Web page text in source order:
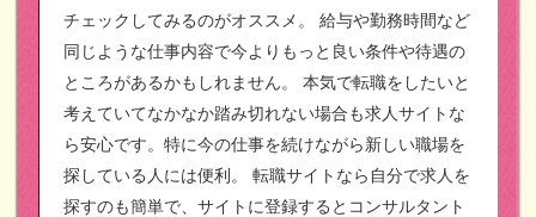
チェックしてみるのがオススメ。
給与や勤務時間など
同じような仕事内容で今よりもっと良い条件や待遇の
ところがあるかもしれません。
本気で転職をしたいと
考えていてなかなか踏み切れない場合も求人サイトな
ら安心です。特に今の仕事を続けながら新しい職場を
探している人には便利。
転職サイトなら自分で求人を
探すのも簡単で、サイトに登録するとコンサルタント